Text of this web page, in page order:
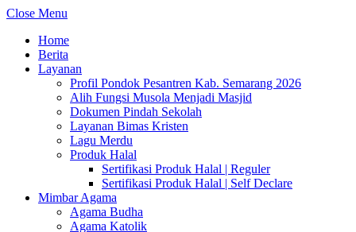
Close Menu
Home
Berita
Layanan
Profil Pondok Pesantren Kab. Semarang 2026
Alih Fungsi Musola Menjadi Masjid
Dokumen Pindah Sekolah
Layanan Bimas Kristen
Lagu Merdu
Produk Halal
Sertifikasi Produk Halal | Reguler
Sertifikasi Produk Halal | Self Declare
Mimbar Agama
Agama Budha
Agama Katolik